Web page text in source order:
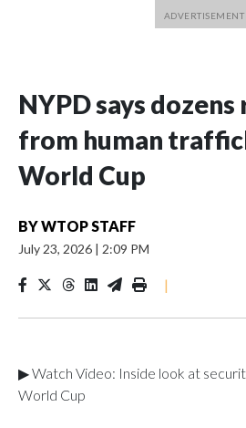
NYPD says dozens
from human
World Cup
BYWTOP STAFF
July 23, 2026 | 2:09 PM
|
▶ Watch Video: Inside look at
World Cup